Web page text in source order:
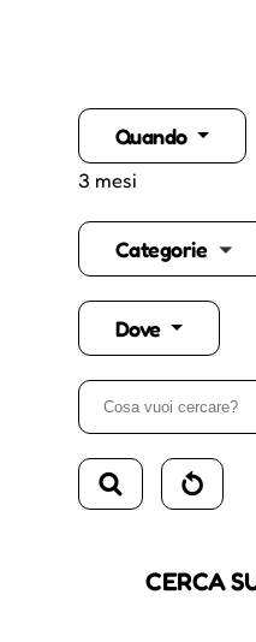
Quando
3 mesi
Categorie
Dove
CERCA